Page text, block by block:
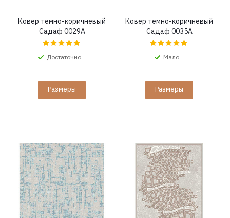
Ковер темно-коричневый
Садаф 0029A
Достаточно
Размеры
Ковер темно-коричневый
Садаф 0035A
Мало
Размеры